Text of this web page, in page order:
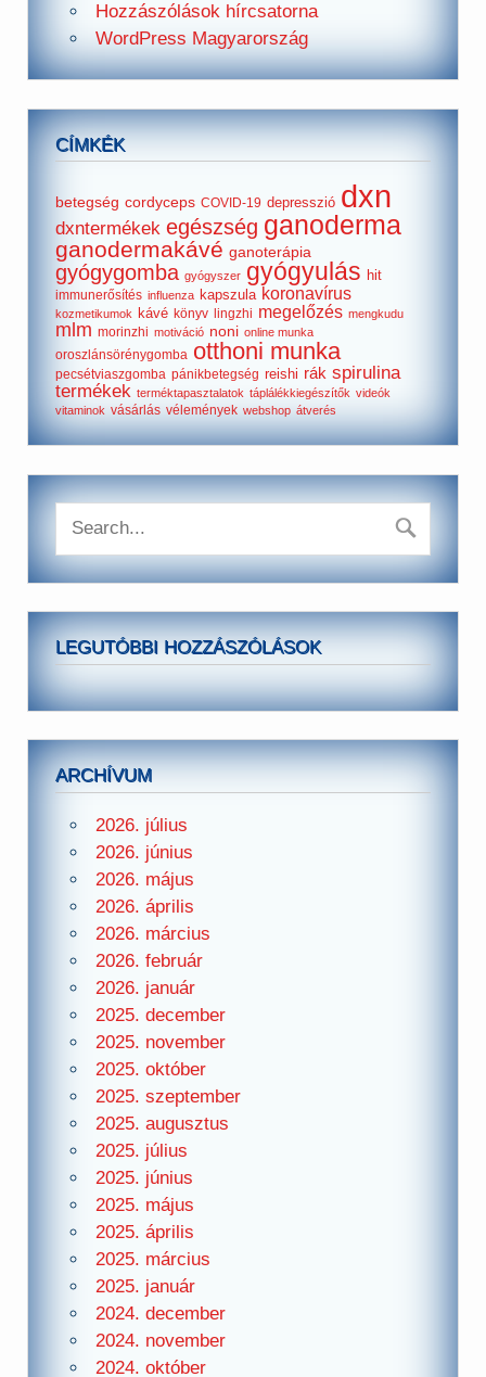
Hozzászólások hírcsatorna
WordPress Magyarország
CÍMKÉK
betegség cordyceps COVID-19 depresszió dxn
dxntermékek egészség ganoderma
ganodermakávé ganoterápia
gyógygomba gyógyszer gyógyulás hit
immunerősítés influenza kapszula koronavírus
kozmetikumok kávé könyv lingzhi megelőzés mengkudu
mlm morinzhi motiváció noni online munka
oroszlánsörénygomba otthoni munka
pecsétviaszgomba pánikbetegség reishi rák spirulina
termékek terméktapasztalatok táplálékkiegészítők videók
vitaminok vásárlás vélemények webshop átverés
LEGUTÓBBI HOZZÁSZÓLÁSOK
ARCHÍVUM
2026. július
2026. június
2026. május
2026. április
2026. március
2026. február
2026. január
2025. december
2025. november
2025. október
2025. szeptember
2025. augusztus
2025. július
2025. június
2025. május
2025. április
2025. március
2025. január
2024. december
2024. november
2024. október